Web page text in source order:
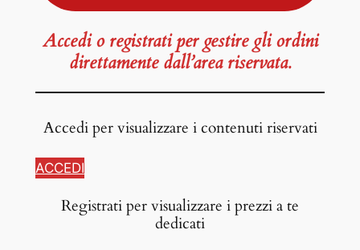
Accedi o registrati per gestire gli ordini
direttamente dall’area riservata.
Accedi per visualizzare i contenuti riservati
ACCEDI
Registrati per visualizzare i prezzi a te
dedicati